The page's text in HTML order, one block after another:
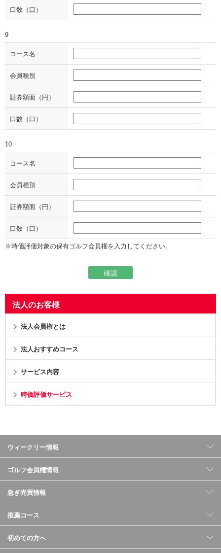
口数（口）
9
コース名
会員種別
証券額面（円）
口数（口）
10
コース名
会員種別
証券額面（円）
口数（口）
※時価評価対象の保有ゴルフ会員権を入力してください。
法人のお客様
法人会員権とは
法人おすすめコース
サービス内容
時価評価サービス
ウィークリー情報
ゴルフ会員権情報
急ぎ売買情報
推薦コース
初めての方へ